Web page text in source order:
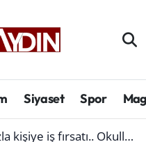
Siyaset Spor
Okullara personel alınacak
ve Fikstür